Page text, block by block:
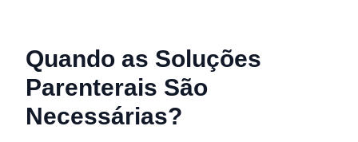
Quando as Soluções
Parenterais São
Necessárias?